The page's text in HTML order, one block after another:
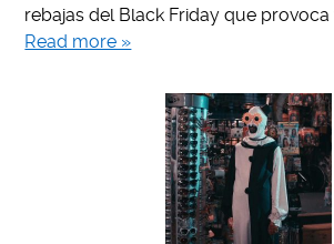
rebajas del Black Friday que provoca
Read more »